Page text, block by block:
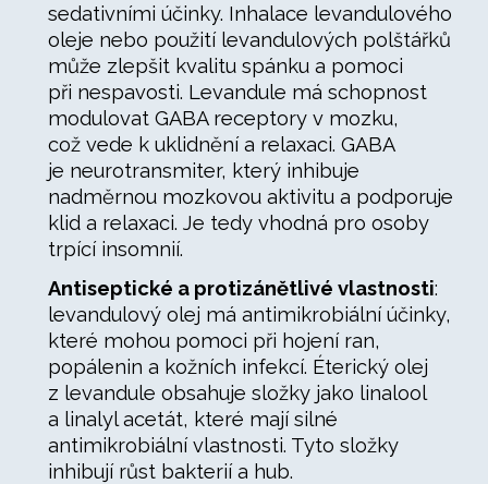
sedativními účinky. Inhalace levandulového
oleje nebo použití levandulových polštářků
může zlepšit kvalitu spánku a pomoci
při nespavosti. Levandule má schopnost
modulovat GABA receptory v mozku,
což vede k uklidnění a relaxaci. GABA
je neurotransmiter, který inhibuje
nadměrnou mozkovou aktivitu a podporuje
klid a relaxaci. Je tedy vhodná pro osoby
trpící insomnií.
Antiseptické a protizánětlivé vlastnosti:
levandulový olej má antimikrobiální účinky,
které mohou pomoci při hojení ran,
popálenin a kožních infekcí. Éterický olej
z levandule obsahuje složky jako linalool
a linalyl acetát, které mají silné
antimikrobiální vlastnosti. Tyto složky
inhibují růst bakterií a hub.